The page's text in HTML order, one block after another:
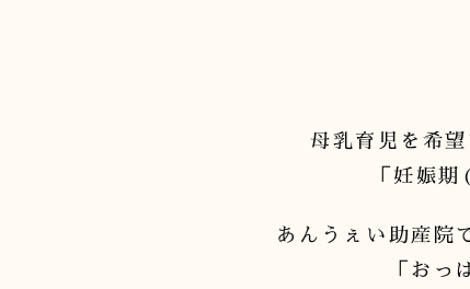
母乳育児を希
「妊娠
あんうぇい助産院
「おっ